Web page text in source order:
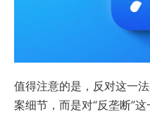
值得注意的是，反对这一
案细节，而是对“反垄断”